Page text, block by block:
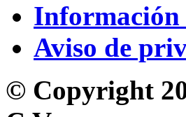
Información
Aviso de
© Copyright